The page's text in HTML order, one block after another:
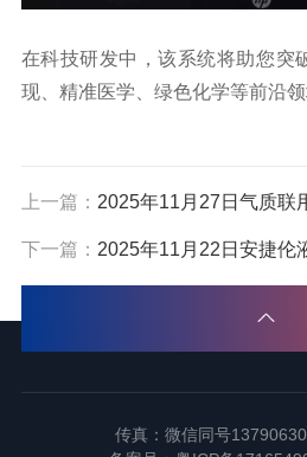
在科技研发中，该系统将助您突
现、精准医学、绿色化学等前沿领
上一篇： 2025年11月27日气质联用仪7890A-5975C提升检
下一篇： 2025年11月22日安捷伦液相色谱仪1260II-
传真：微信同号